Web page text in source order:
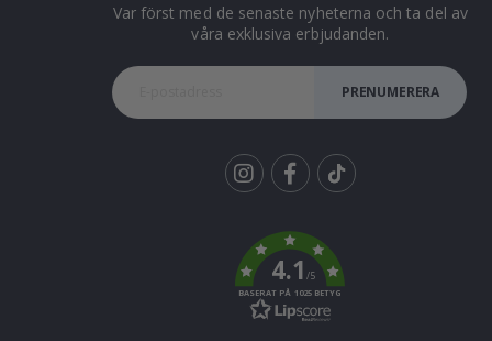
Var först med de senaste nyheterna och ta del av
våra exklusiva erbjudanden.
PRENUMERERA
k
4.1/5
BASERAT PÅ 1025 BETYG